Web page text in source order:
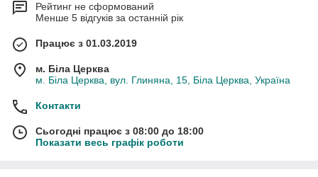
Рейтинг не сформований
Менше 5 відгуків за останній рік
Працює з 01.03.2019
м. Біла Церква
м. Біла Церква, вул. Глиняна, 15, Біла Церква, Україна
Контакти
Сьогодні працює з 08:00 до 18:00
Показати весь графік роботи